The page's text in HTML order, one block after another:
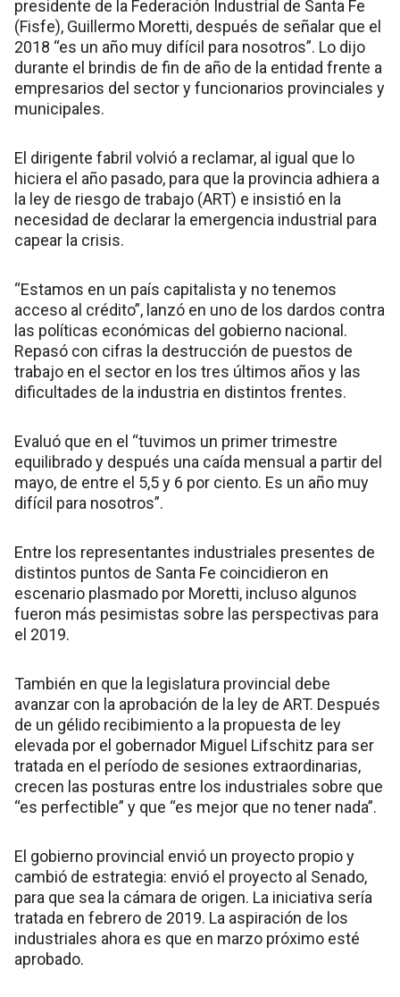
presidente de la Federación Industrial de Santa Fe
(Fisfe), Guillermo Moretti, después de señalar que el
2018 “es un año muy difícil para nosotros”. Lo dijo
durante el brindis de fin de año de la entidad frente a
empresarios del sector y funcionarios provinciales y
municipales.
El dirigente fabril volvió a reclamar, al igual que lo
hiciera el año pasado, para que la provincia adhiera a
la ley de riesgo de trabajo (ART) e insistió en la
necesidad de declarar la emergencia industrial para
capear la crisis.
“Estamos en un país capitalista y no tenemos
acceso al crédito”, lanzó en uno de los dardos contra
las políticas económicas del gobierno nacional.
Repasó con cifras la destrucción de puestos de
trabajo en el sector en los tres últimos años y las
dificultades de la industria en distintos frentes.
Evaluó que en el “tuvimos un primer trimestre
equilibrado y después una caída mensual a partir del
mayo, de entre el 5,5 y 6 por ciento. Es un año muy
difícil para nosotros”.
Entre los representantes industriales presentes de
distintos puntos de Santa Fe coincidieron en
escenario plasmado por Moretti, incluso algunos
fueron más pesimistas sobre las perspectivas para
el 2019.
También en que la legislatura provincial debe
avanzar con la aprobación de la ley de ART. Después
de un gélido recibimiento a la propuesta de ley
elevada por el gobernador Miguel Lifschitz para ser
tratada en el período de sesiones extraordinarias,
crecen las posturas entre los industriales sobre que
“es perfectible” y que “es mejor que no tener nada”.
El gobierno provincial envió un proyecto propio y
cambió de estrategia: envió el proyecto al Senado,
para que sea la cámara de origen. La iniciativa sería
tratada en febrero de 2019. La aspiración de los
industriales ahora es que en marzo próximo esté
aprobado.